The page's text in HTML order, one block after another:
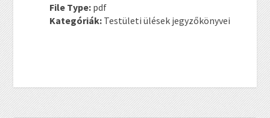
File Type: pdf
Kategóriák: Testületi ülések jegyzőkönyvei